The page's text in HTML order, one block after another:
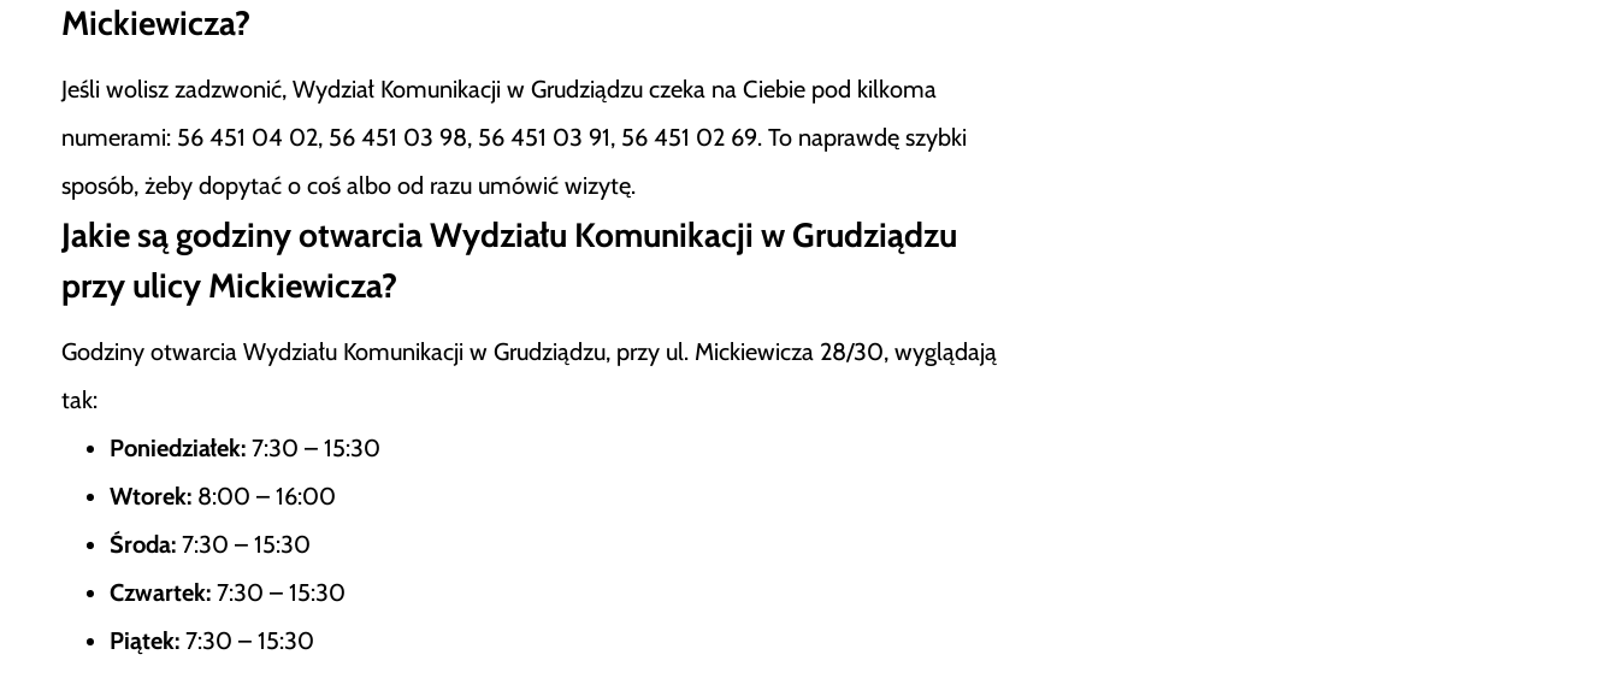
Mickiewicza?
Jeśli wolisz zadzwonić, Wydział Komunikacji w Grudziądzu czeka na Ciebie pod kilkoma
numerami: 56 451 04 02, 56 451 03 98, 56 451 03 91, 56 451 02 69. To naprawdę szybki
sposób, żeby dopytać o coś albo od razu umówić wizytę.
Jakie są godziny otwarcia Wydziału Komunikacji w Grudziądzu
przy ulicy Mickiewicza?
Godziny otwarcia Wydziału Komunikacji w Grudziądzu, przy ul. Mickiewicza 28/30, wyglądają
tak:
Poniedziałek: 7:30 – 15:30
Wtorek: 8:00 – 16:00
Środa: 7:30 – 15:30
Czwartek: 7:30 – 15:30
Piątek: 7:30 – 15:30